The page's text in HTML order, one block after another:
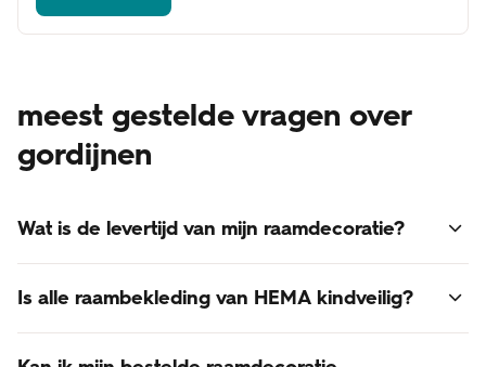
meest gestelde vragen over
gordijnen
Wat is de levertijd van mijn raamdecoratie?
Voor alle raamdecoratie geldt een levertijd van 3 - 6
weken.
Is alle raambekleding van HEMA kindveilig?
Ja, alle raambekleding van HEMA voldoet aan de laatst